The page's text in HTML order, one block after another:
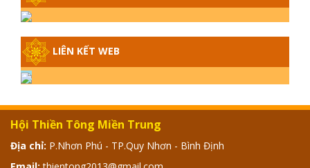
GIẢI ĐÁP THIỀN TÔNG ĐẶC BIỆT -
P14 - NGUỒN GỐC ÂM LỊCH DƯƠNG
LỊCH - TẦNG BÌNH LƯU LỚN ĐẾN
ĐÂU
P13 - CON NGƯỜI TU THÀNH PHẬT
GIẢI ĐÁP THIỀN TÔNG ĐẶC BIỆT -
P12 - SỰ THẬT VỀ ĐẠI HỒNG THỦY?
LIÊN KẾT WEB
Hội Thiền Tông Miền Trung
Địa chỉ: P.Nhơn Phú - TP.Quy Nhơn - Bình Định